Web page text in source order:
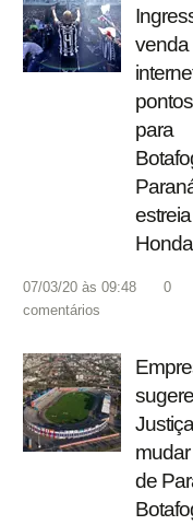
venda
para
Honda
07/03/20 às 09:48
0
comentários
Justiça
mudar
de